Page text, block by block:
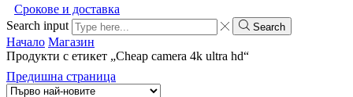
Срокове и доставка
Search input
Search
Начало Магазин
Продукти с етикет „Cheap camera 4k ultra hd“
Предишна страница